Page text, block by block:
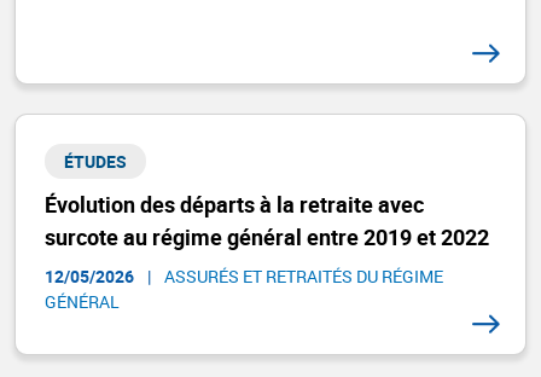
Évolution des départs à la retraite avec
surcote au régime général entre 2019 et 2022
ÉTUDES
12/05/2026 | ASSURÉS ET RETRAITÉS DU RÉGIME
GÉNÉRAL​